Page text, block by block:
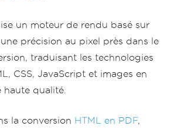
un moteur de rendu basé sur
précision au pixel près dans le
traduisant les technologies
CSS, JavaScript et images en
qualité.
la conversion HTML en PDF,